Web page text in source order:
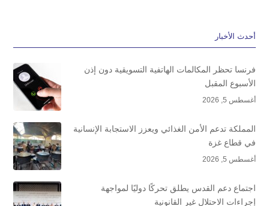
أحدث الأخبار
فرنسا تحظر المكالمات الهاتفية التسويقية دون إذن
الأسبوع المقبل
أغسطس 5, 2026
المملكة تدعم الأمن الغذائي ويعزز الاستجابة الإنسانية
في قطاع غزة
أغسطس 5, 2026
اجتماع دعم القدس يطلق تحركًا دوليًا لمواجهة
إجراءات الاحتلال غير القانونية